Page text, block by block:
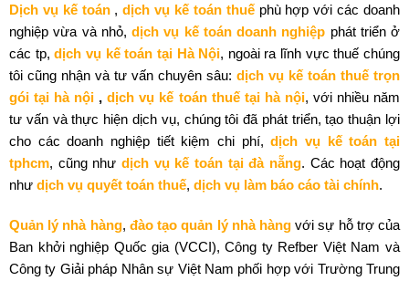
Dịch vụ kế toán,dịch vụ kế toán thuếphù hợp với các doanh
nghiệp vừa và nhỏ, dịch vụ kế toán doanh nghiệp phát triển ở
các tp,dịch vụ kế toán tại Hà Nội, ngoài ra lĩnh vực thuế chúng
tôi cũng nhận và tư vấn chuyên sâu: dịch vụ kế toán thuế trọn
gói tại hà nội ,dịch vụ kế toán thuế tại hà nội, với nhiều năm
tư vấn và thực hiện dịch vụ, chúng tôi đã phát triển, tạo thuận lợi
cho các doanh nghiệp tiết kiệm chi phí,dịch vụ kế toán tại
tphcm, cũng như dịch vụ kế toán tại đà nẵng. Các hoạt động
như dịch vụ quyết toán thuế, dịch vụ làm báo cáo tài chính.
Quản lý nhà hàng, đào tạo quản lý nhà hàngvới sự hỗ trợ của
Ban khởi nghiệp Quốc gia (VCCI), Công ty Refber Việt Nam và
Công ty Giải pháp Nhân sự Việt Nam phối hợp với Trường Trung